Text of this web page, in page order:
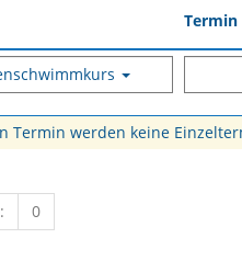
Termin
Termin werden keine
0